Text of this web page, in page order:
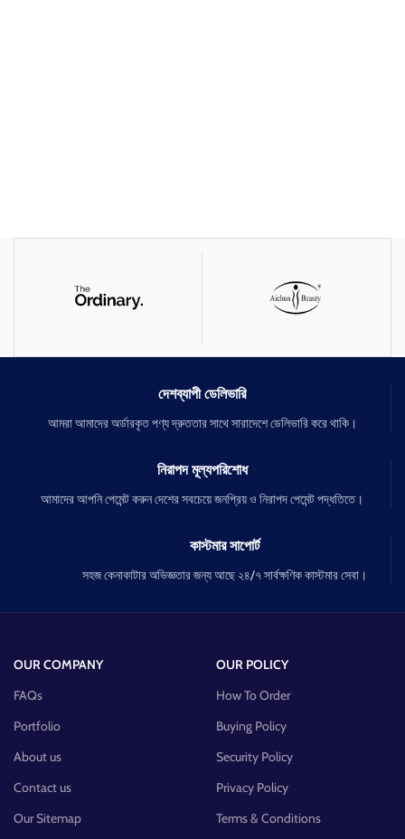
দেশব্যাপী ডেলিভারি
আমরা আমাদের অর্ডারকৃত পণ্য দ্রুততার সাথে সারাদেশে ডেলিভারি করে থাকি।
নিরাপদ মূল্যপরিশোধ
আমাদের আপনি পেমেন্ট করুন দেশের সবচেয়ে জনপ্রিয় ও নিরাপদ পেমেন্ট পদ্ধতিতে।
কাস্টমার সাপোর্ট
সহজ কেনাকাটার অভিজ্ঞতার জন্য আছে ২৪/৭ সার্বক্ষণিক কাস্টমার সেবা।
OUR COMPANY
FAQs
Portfolio
About us
Contact us
Our Sitemap
OUR POLICY
How To Order
Buying Policy
Security Policy
Privacy Policy
Terms & Conditions